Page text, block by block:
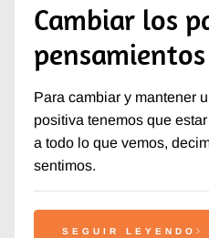
Cambiar los
pensamientos
Para cambiar y mantener
positiva tenemos que
a todo lo que vemos,
sentimos.
SEGUIR LEYENDO